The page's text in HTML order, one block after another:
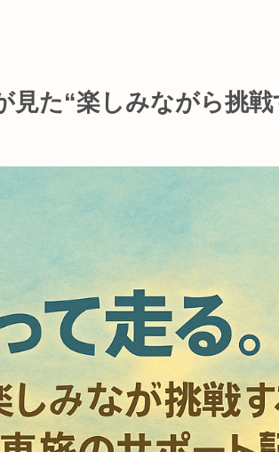
た“楽しみながら挑